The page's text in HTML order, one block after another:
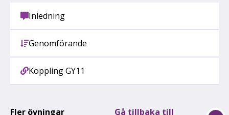
Inledning
Genomförande
Koppling GY11
Fler övningar Gå tillbaka till